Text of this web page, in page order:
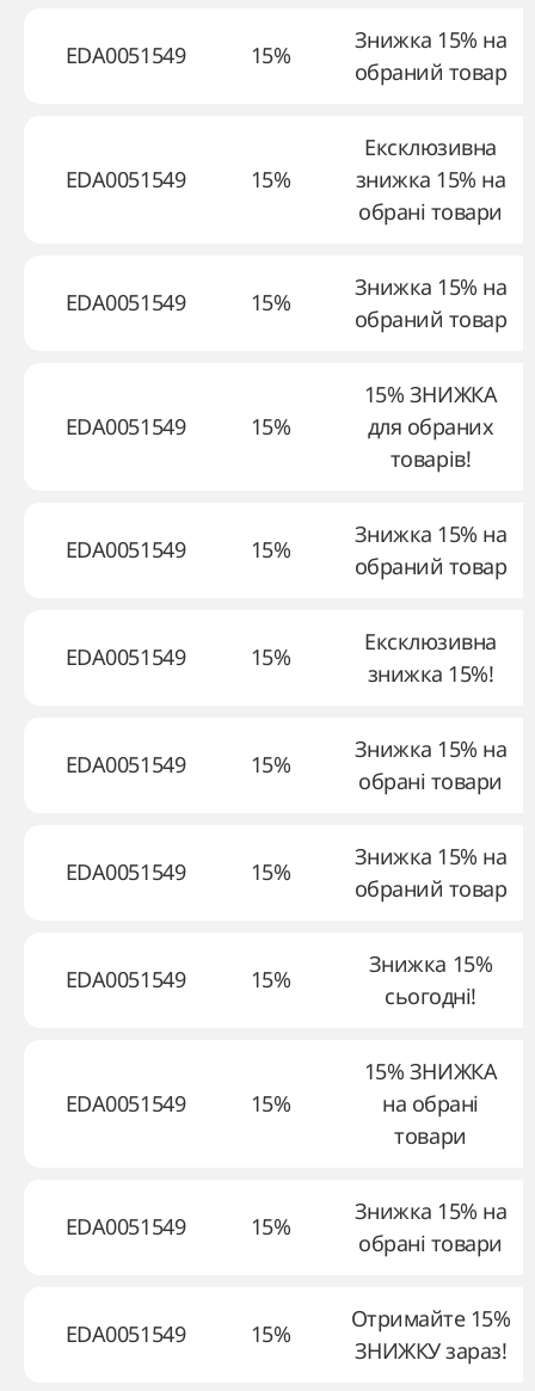
EDA0051549 15%
Знижка 15% на
обраний товар
EDA0051549 15%
Ексклюзивна
знижка 15% на
обрані товари
EDA0051549 15%
Знижка 15% на
обраний товар
EDA0051549 15%
15% ЗНИЖКА
для обраних
товарів!
EDA0051549 15%
Знижка 15% на
обраний товар
EDA0051549 15%
Ексклюзивна
знижка 15%!
EDA0051549 15%
Знижка 15% на
обрані товари
EDA0051549 15%
Знижка 15% на
обраний товар
EDA0051549 15%
Знижка 15%
сьогодні!
EDA0051549 15%
15% ЗНИЖКА
на обрані
товари
EDA0051549 15%
Знижка 15% на
обрані товари
EDA0051549 15%
Отримайте 15%
ЗНИЖКУ зараз!